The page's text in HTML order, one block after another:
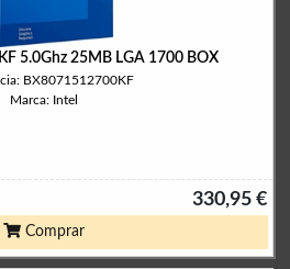
5.0Ghz 25MB LGA 1700 BOX
BX8071512700KF
Marca: Intel
330,95 €
Comprar